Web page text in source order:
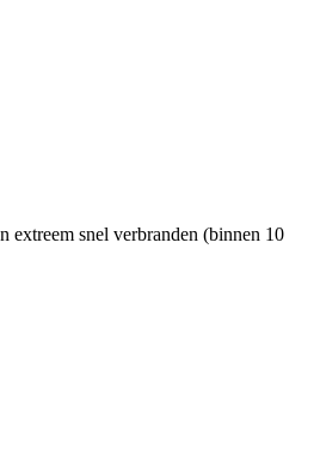
extreem snel verbranden (binnen 10